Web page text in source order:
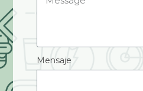
Mensaje